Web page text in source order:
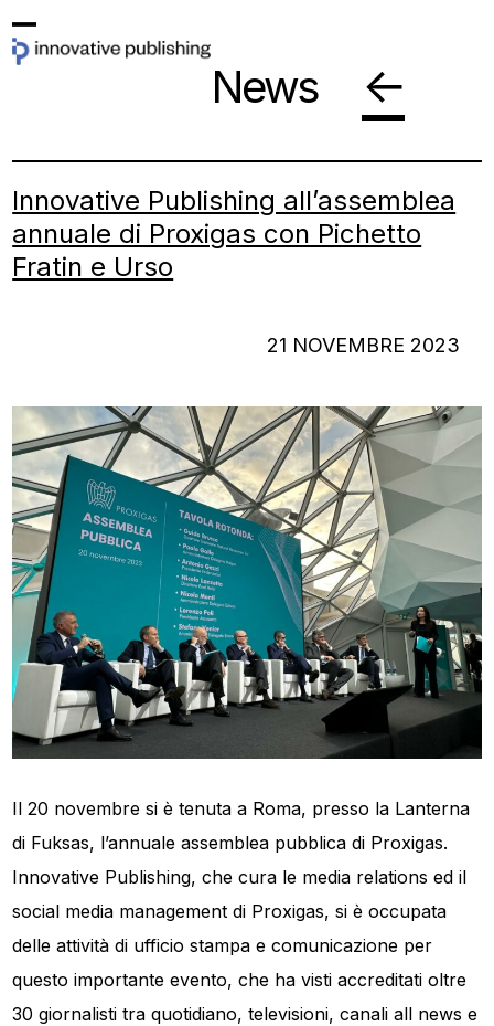
toOpen
Close
News ←
Innovative Publishing all’assemblea
annuale di Proxigas con Pichetto
Fratin e Urso
21 NOVEMBRE 2023
Il 20 novembre si è tenuta a Roma, presso la Lanterna
di Fuksas, l’annuale assemblea pubblica di Proxigas.
Innovative Publishing, che cura le media relations ed il
social media management di Proxigas, si è occupata
delle attività di ufficio stampa e comunicazione per
questo importante evento, che ha visti accreditati oltre
30 giornalisti tra quotidiano, televisioni, canali all news e